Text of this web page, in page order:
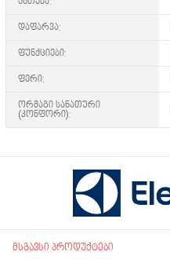
დაფარვა:
ფუნქციები:
ფერი:
ორმაგი სანათური
(კონფორი):
მსგავსი პროდუქტები